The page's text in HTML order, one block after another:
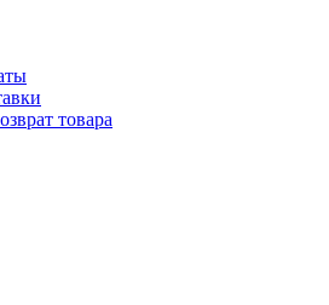
товара